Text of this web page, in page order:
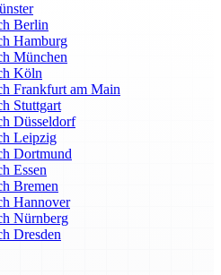
Berlin
Hamburg
München
Köln
Frankfurt am Main
Stuttgart
Düsseldorf
Leipzig
Dortmund
Essen
Bremen
Hannover
Nürnberg
Dresden